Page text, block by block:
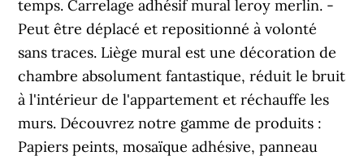
temps. Carrelage adhésif mural leroy merlin. -
Peut être déplacé et repositionné à volonté
sans traces. Liège mural est une décoration de
chambre absolument fantastique, réduit le bruit
à l'intérieur de l'appartement et réchauffe les
murs. Découvrez notre gamme de produits :
Papiers peints, mosaïque adhésive, panneau